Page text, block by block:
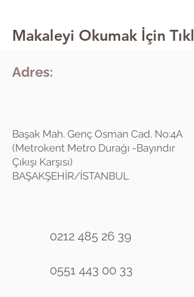
Makaleyi Okumak İçin
Adres:
Başak Mah. Genç Osman Cad. No:4A
(Metrokent Metro Durağı -Bayındır
Çıkışı Karşısı)
BAŞAKŞEHİR/İSTANBUL
0212 485 26 39
0551 443 00 33